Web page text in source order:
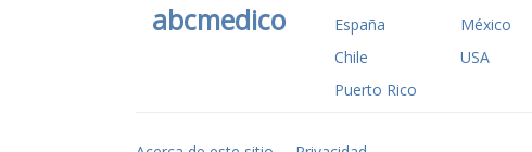
abcmedico España México
Chile
USA
Puerto Rico